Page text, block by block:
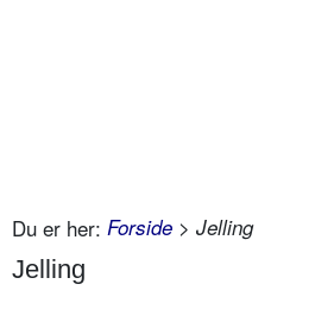
Du er her: Forside > Jelling
Jelling